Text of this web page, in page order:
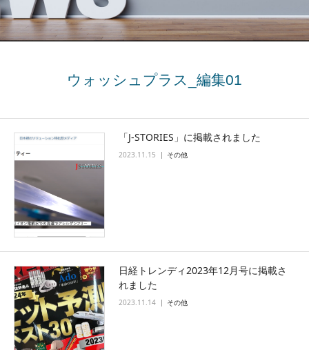
ウォッシュプラス_編集01
「J-STORIES」に掲載されました
2023.11.15 その他
日経トレンディ2023年12月号に掲載さ
れました
2023.11.14 その他
採用情報
お問い合わせ